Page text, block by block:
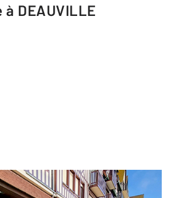
DEAUVILLE